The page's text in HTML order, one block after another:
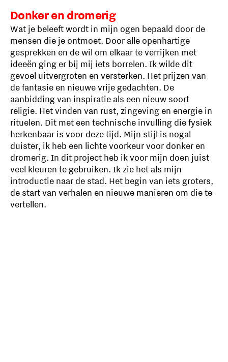
Donker en dromerig
Wat je beleeft wordt in mijn ogen bepaald door de
mensen die je ontmoet. Door alle openhartige
gesprekken en de wil om elkaar te verrijken met
ideeën ging er bij mij iets borrelen. Ik wilde dit
gevoel uitvergroten en versterken. Het prijzen van
de fantasie en nieuwe vrije gedachten. De
aanbidding van inspiratie als een nieuw soort
religie. Het vinden van rust, zingeving en energie in
rituelen. Dit met een technische invulling die fysiek
herkenbaar is voor deze tijd. Mijn stijl is nogal
duister, ik heb een lichte voorkeur voor donker en
dromerig. In dit project heb ik voor mijn doen juist
veel kleuren te gebruiken. Ik zie het als mijn
introductie naar de stad. Het begin van iets groters,
de start van verhalen en nieuwe manieren om die te
vertellen.